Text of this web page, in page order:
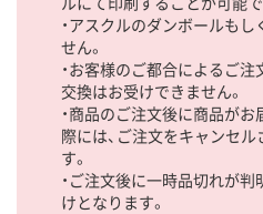
・アスクルのダンボールも
せん。
・お客様のご都合によるご注
交換はお受けできません。
・商品のご注文後に商品が
際には、ご注文をキャンセ
す。
・ご注文後に一時品切れが
けとなります。